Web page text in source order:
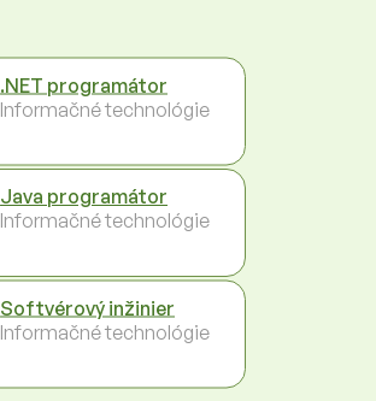
.NET programátor
Informačné technológie
Java programátor
Informačné technológie
Softvérový inžinier
Informačné technológie